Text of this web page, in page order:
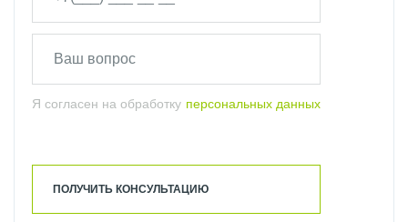
Я согласен на обработку персональных данных
ПОЛУЧИТЬ КОНСУЛЬТАЦИЮ